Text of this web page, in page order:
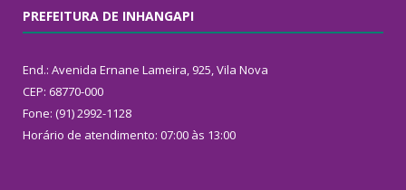
PREFEITURA DE INHANGAPI
End.: Avenida Ernane Lameira, 925, Vila Nova
CEP: 68770-000
Fone: (91) 2992-1128
Horário de atendimento: 07:00 às 13:00